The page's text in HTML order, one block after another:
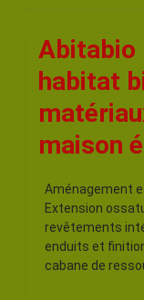
Abitabio
habitat
maison
Aménagement
Extension
revêtements
enduits et
cabane de